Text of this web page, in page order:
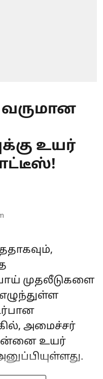
உயர்
முதலீடுகளை
அமைச்சர்
உயர்